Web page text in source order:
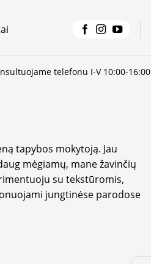
telefonu I-V 10:00-16:00
tapybos mokytoją. Jau
mėgiamų, mane žavinčių
su tekstūromis,
jungtinėse parodose